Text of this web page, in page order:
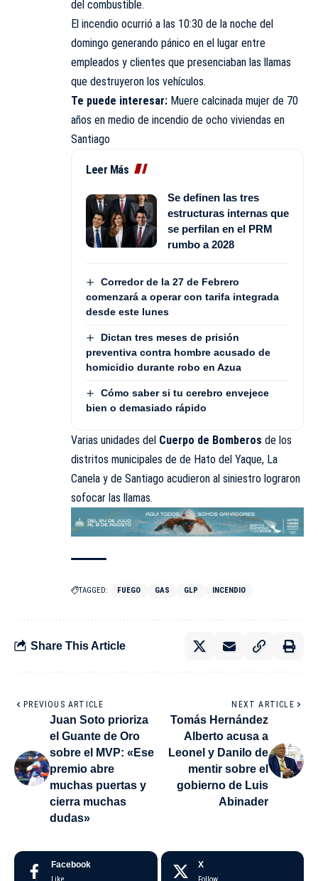
del combustible.
El incendio ocurrió a las 10:30 de la noche del
domingo generando pánico en el lugar entre
empleados y clientes que presenciaban las llamas
que destruyeron los vehículos.
Te puede interesar: Muere calcinada mujer de 70
años en medio de incendio de ocho viviendas en
Santiago
Leer Más
Se definen las tres
estructuras internas que
se perfilan en el PRM
rumbo a 2028
Corredor de la 27 de Febrero
comenzará a operar con tarifa integrada
desde este lunes
Dictan tres meses de prisión
preventiva contra hombre acusado de
homicidio durante robo en Azua
Cómo saber si tu cerebro envejece
bien o demasiado rápido
Varias unidades del Cuerpo de Bomberos de los
distritos municipales de de Hato del Yaque, La
Canela y de Santiago acudieron al siniestro lograron
sofocar las llamas.
TAGGED: FUEGO GAS GLP INCENDIO
Share This Article
PREVIOUS ARTICLE
Juan Soto prioriza
el Guante de Oro
sobre el MVP: «Ese
premio abre
muchas puertas y
cierra muchas
dudas»
NEXT ARTICLE
Tomás Hernández
Alberto acusa a
Leonel y Danilo de
mentir sobre el
gobierno de Luis
Abinader
Facebook X